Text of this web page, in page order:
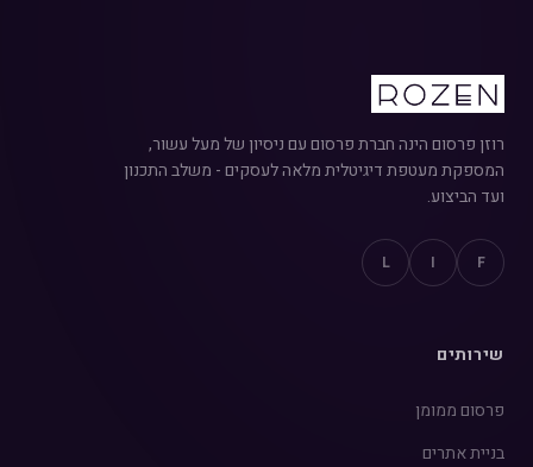
רוזן פרסום הינה חברת פרסום עם ניסיון של מעל עשור,
המספקת מעטפת דיגיטלית מלאה לעסקים - משלב התכנון
ועד הביצוע.
F
I
L
שירותים
פרסום ממומן
בניית אתרים